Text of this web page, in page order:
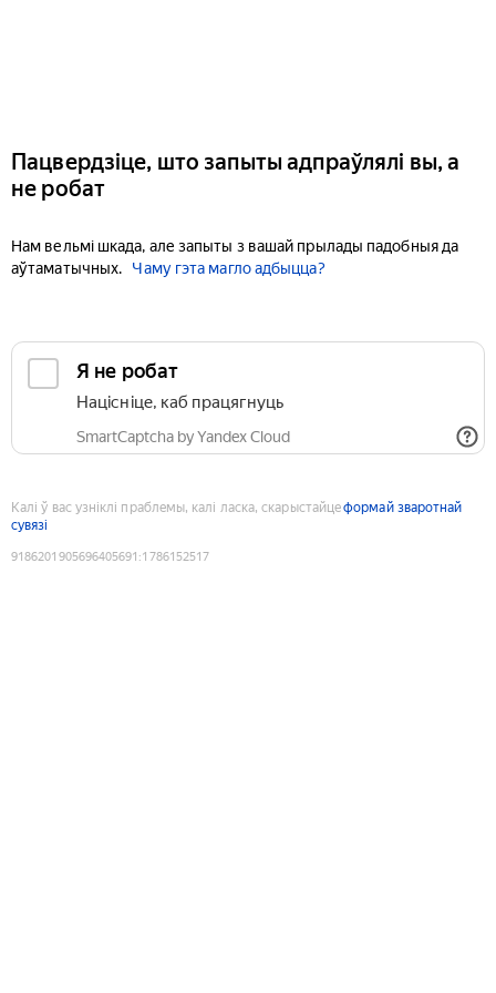
Пацвердзіце, што запыты адпраўлялі вы, а
не робат
Нам вельмі шкада, але запыты з вашай прылады падобныя да
аўтаматычных.
Чаму гэта магло адбыцца?
Я не робат
Націсніце, каб працягнуць
SmartCaptcha by Yandex Cloud
Калі ў вас узніклі праблемы, калі ласка, скарыстайцеформай зваротнай
сувязі
9186201905696405691 :1786152517